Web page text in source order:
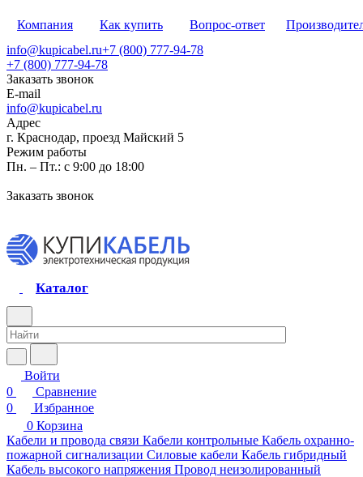
Компания Как купить Вопрос-ответ
info@kupicabel.ru+7 (800) 777-94-78
+7 (800) 777-94-78
Заказать звонок
E-mail
info@kupicabel.ru
Адрес
г. Краснодар, проезд Майский 5
Режим работы
Пн. – Пт.: с 9:00 до 18:00
Заказать звонок
Каталог
Войти
0
Сравнение
0
Избранное
0 Корзина
Кабели и провода связи Кабели контрольные Кабель охранно-
пожарной сигнализации Силовые кабели Кабель гибридный
Кабель высокого напряжения Провод неизолированный